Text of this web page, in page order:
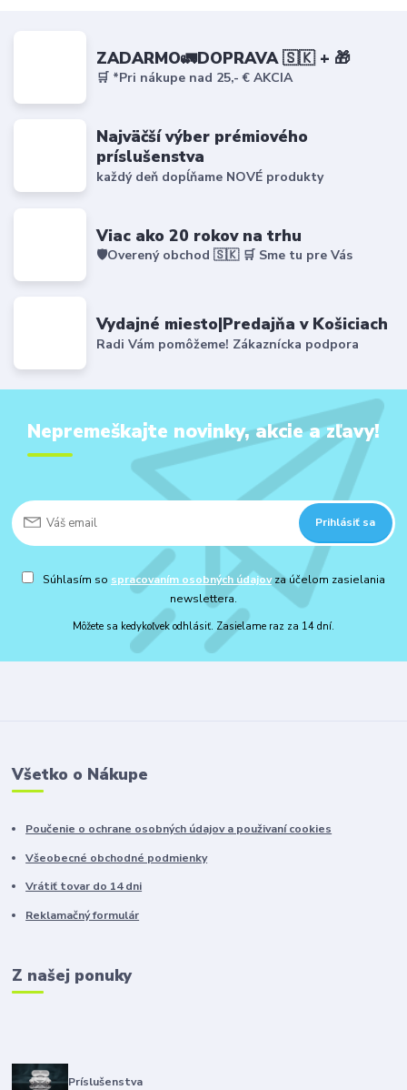
ZADARMO🚛DOPRAVA 🇸🇰 + 🎁
🛒 *Pri nákupe nad 25,- € AKCIA
Najväčší výber prémiového
príslušenstva
každý deň dopĺňame NOVÉ produkty
Viac ako 20 rokov na trhu
🛡️Overený obchod 🇸🇰 🛒 Sme tu pre Vás
Vydajné miesto|Predajňa v Košiciach
Radi Vám pomôžeme! Zákaznícka podpora
Nepremeškajte novinky, akcie a zľavy!
Prihlásiť sa
Súhlasím so spracovaním osobných údajovza účelom zasielania
newslettera.
Môžete sa kedykoľvek odhlásiť. Zasielame raz za 14 dní.
Všetko o Nákupe
Poučenie o ochrane osobných údajov a použivaní cookies
Všeobecné obchodné podmienky
Vrátiť tovar do 14 dni
Reklamačný formulár
Z našej ponuky
Príslušenstva